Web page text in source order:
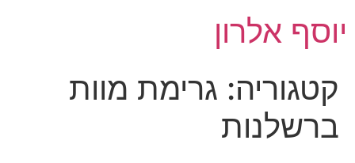
לתוכן
יוסף אלרון
קטגוריה: גרימת מוות
ברשלנות